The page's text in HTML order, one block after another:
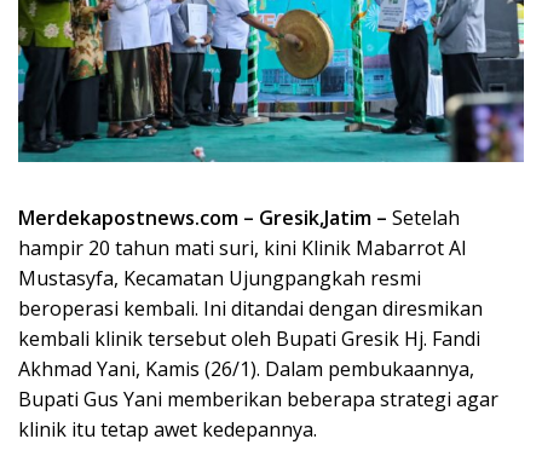
Merdekapostnews.com – Gresik,Jatim – Setelah
hampir 20 tahun mati suri, kini Klinik Mabarrot Al
Mustasyfa, Kecamatan Ujungpangkah resmi
beroperasi kembali. Ini ditandai dengan diresmikan
kembali klinik tersebut oleh Bupati Gresik Hj. Fandi
Akhmad Yani, Kamis (26/1). Dalam pembukaannya,
Bupati Gus Yani memberikan beberapa strategi agar
klinik itu tetap awet kedepannya.